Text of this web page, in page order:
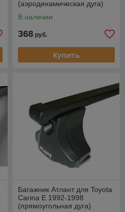
(аэродинамическая дуга)
В наличии
368 руб.
Купить
Багажник Атлант для Toyota
Carina E 1992-1998
(прямоугольная дуга)